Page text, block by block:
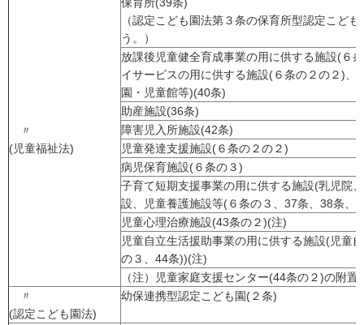
〃
(児童福祉法)
（認定こども園法第３条の保育所型認定こど
う。）
放課後児童健全育成事業の用に供する施設(６
イサービスの用に供する施設(６条の２の２)、
園・児童館等)(40条)
助産施設(36条)
障害児入所施設(42条)
児童発達支援施設(６条の２の２)
病児保育施設(６条の３)
子育て短期支援事業の用に供する施設(乳児院
設、児童養護施設等(６条の３、37条、38条、
児童心理治療施設(43条の２)(注)
児童自立生活援助事業の用に供する施設(児童
の３、44条))(注)
（注）児童家庭支援センター(44条の２)の附置
〃
(認定こども園法)
幼保連携型認定こども園(２条)